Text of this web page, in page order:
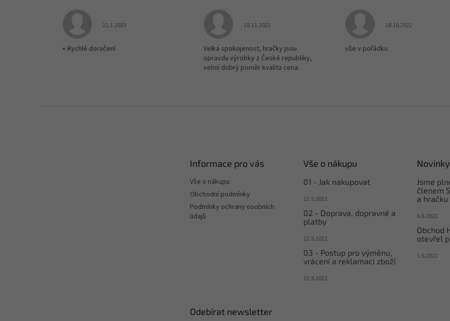
Hodnocení obchodu je 5 z 5 hvězdiček.
21.1.2023
+ Rychlé doručení
Hodnocení obchodu je 5 z 5 hvězdiček.
18.11.2022
Velká spokojenost, hračky jsou
opravdu výrobky z České republiky,
velmi dobrý poměr kvalita cena.
Hodnocení obchodu
18.10.2022
vše v pořádku
Informace pro vás
Vše o nákupu
Obchodní podmínky
Podmínky ochrany osobních
údajů
Vše o nákupu
01 - Jak nakupovat
12.5.2022
02 - Doprava, dopravné a
platby
12.5.2022
03 - Postup pro výměnu,
vrácení a reklamaci zboží
11.5.2022
Novinky
Jsme
členem
a hračku
6.6.2022
Obchod
otevřel
1.6.2022
Odebírat newsletter